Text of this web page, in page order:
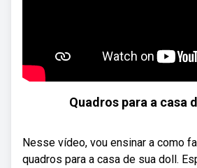
Quadros para a casa
Nesse vídeo, vou ensinar a como
quadros para a casa de sua doll.